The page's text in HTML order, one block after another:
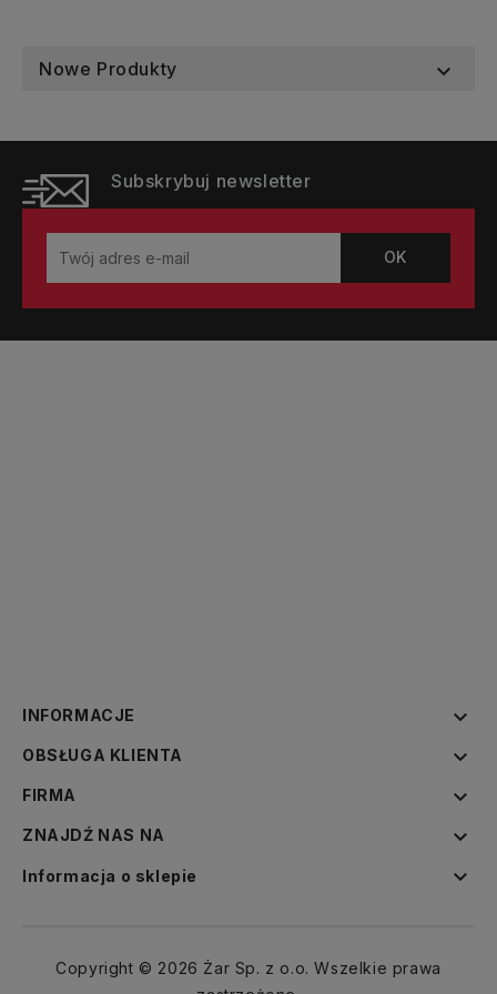
Nowe Produkty 
Subskrybuj newsletter
INFORMACJE 
OBSŁUGA KLIENTA 
FIRMA 
ZNAJDŹ NAS NA 
Informacja o sklepie 
Copyright © 2026 Żar Sp. z o.o. Wszelkie prawa